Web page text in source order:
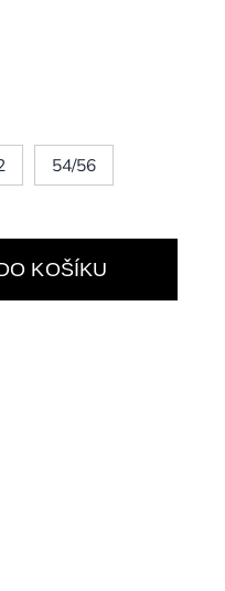
54/56
KOŠÍKU